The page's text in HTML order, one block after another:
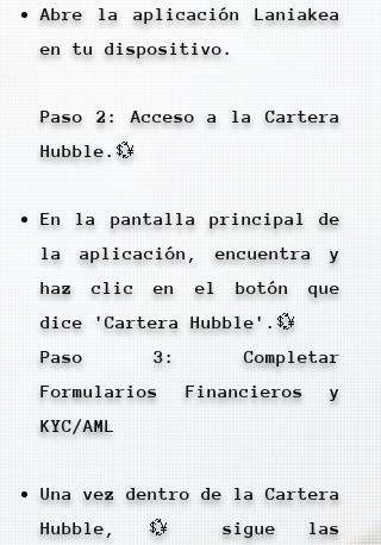
Abre la aplicación Laniakea
en tu dispositivo.
Paso 2: Acceso a la Cartera
Hubble.💱
En la pantalla principal de
la aplicación, encuentra y
haz clic en el botón que
dice 'Cartera Hubble'.💱
Paso 3: Completar
Formularios Financieros y
KYC/AML
Una vez dentro de la Cartera
Hubble, 💱 sigue las